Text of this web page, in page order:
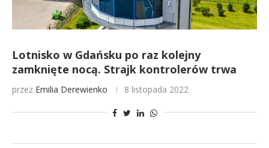
Lotnisko w Gdańsku po raz kolejny
zamknięte nocą. Strajk kontrolerów trwa
przez Emilia Derewienko 8 listopada 2022